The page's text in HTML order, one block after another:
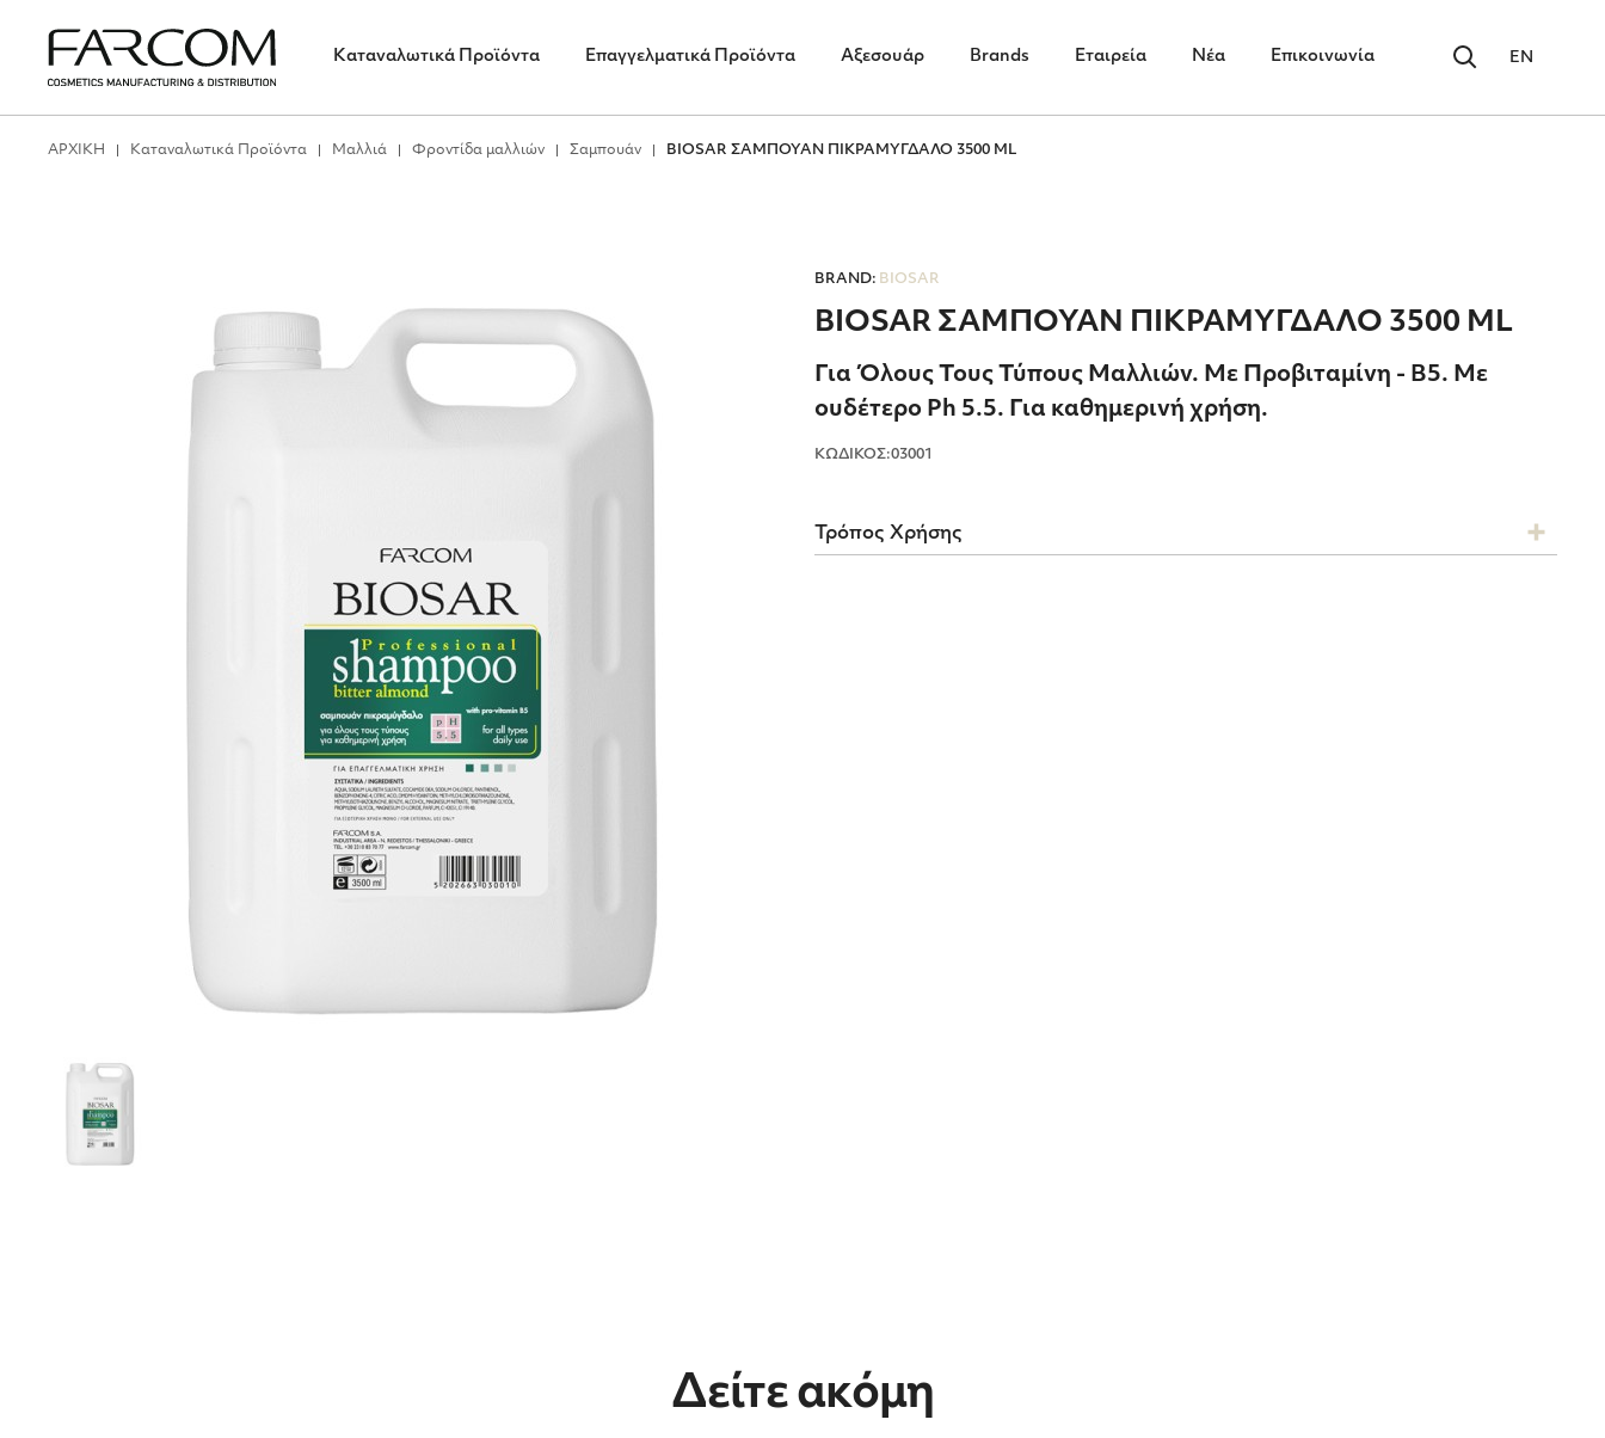
Καταναλωτικά Προϊόντα Επαγγελματικά Προϊόντα Αξεσουάρ Brands Εταιρεία Νέα Επικοινωνία EN
ΑΡΧΙΚΗ Καταναλωτικά Προϊόντα Μαλλιά Φροντίδα μαλλιών Σαμπουάν BIOSAR ΣΑΜΠΟΥΑΝ ΠΙΚΡΑΜΥΓΔΑΛΟ 3500 ΜL
BRAND: BIOSAR
BIOSAR ΣΑΜΠΟΥΑΝ ΠΙΚΡΑΜΥΓΔΑΛΟ 3500 ΜL
Για Όλους Τους Τύπους Μαλλιών. Mε Προβιταμίνη - Β5. Με
ουδέτερο Ph 5.5. Για καθημερινή χρήση.
ΚΩΔΙΚΟΣ:03001
Τρόπος Χρήσης
Δείτε ακόμη